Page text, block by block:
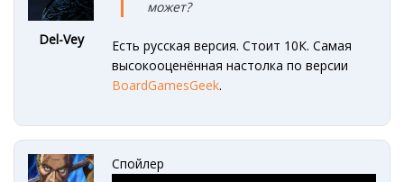
Del-Vey
может?
Есть русская версия. Стоит 10К. Самая
высокооценённая настолка по версии
BoardGamesGeek.
Спойлер